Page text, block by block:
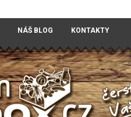
NÁŠ BLOG KONTAKTY